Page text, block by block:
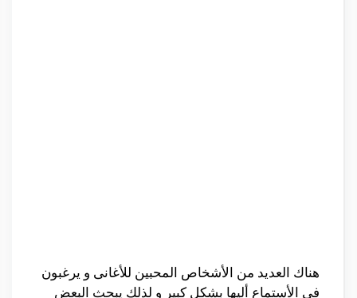
هناك العديد من الأشخاص المحبين للأغانى و يرغبون
فى الأستماع أليها بشكل كبير و لذلك يبحث البعض